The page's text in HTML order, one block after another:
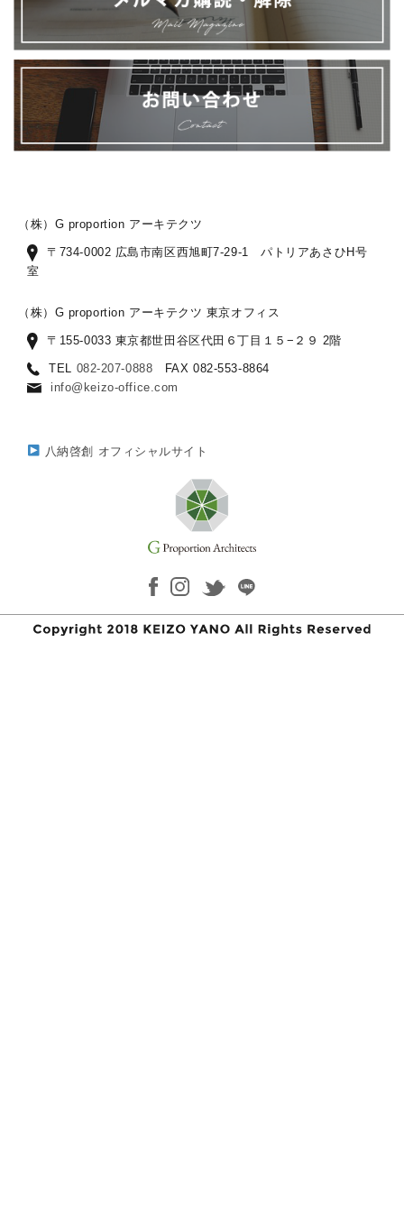
（株）G proportion アーキテクツ
〒734-0002 広島市南区西旭町7-29-1 パトリアあさひH号
室
（株）G proportion アーキテクツ 東京オフィス
〒155-0033 東京都世田谷区代田６丁目１５−２９ 2階
TEL 082-207-0888 FAX 082-553-8864
info@keizo-office.com
八納啓創 オフィシャルサイト